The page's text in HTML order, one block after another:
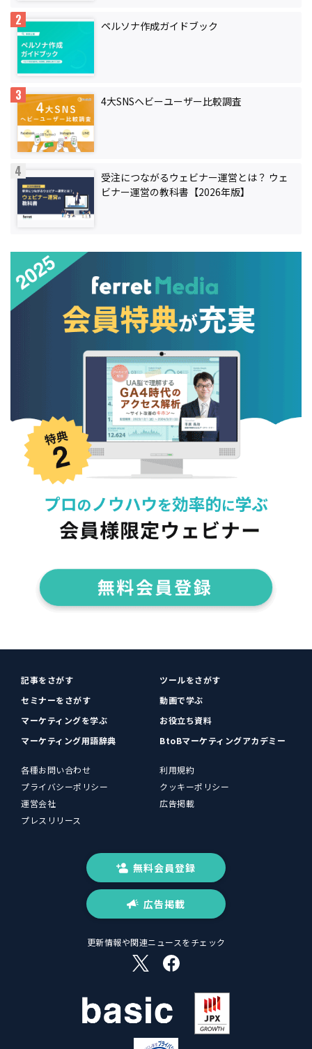
ペルソナ作成ガイドブック
4大SNSヘビーユーザー比較調査
受注につながるウェビナー運営とは？ ウェ
ビナー運営の教科書【2026年版】
記事をさがす
ツールをさがす
セミナーをさがす
動画で学ぶ
マーケティングを学ぶ
お役立ち資料
マーケティング用語辞典
BtoBマーケティングアカデミー
各種お問い合わせ
利用規約
プライバシーポリシー
クッキーポリシー
運営会社
広告掲載
プレスリリース
無料会員登録
広告掲載
更新情報や関連ニュースをチェック